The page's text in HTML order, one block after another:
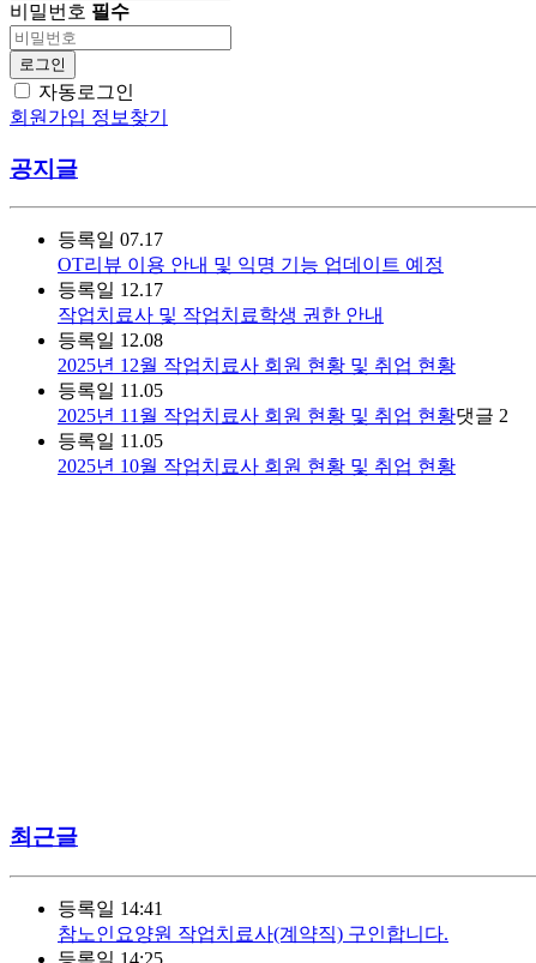
비밀번호 필수
로그인
자동로그인
회원가입 정보찾기
공지글
등록일 07.17
OT리뷰 이용 안내 및 익명 기능 업데이트 예정
등록일 12.17
작업치료사 및 작업치료학생 권한 안내
등록일 12.08
2025년 12월 작업치료사 회원 현황 및 취업 현황
등록일 11.05
2025년 11월 작업치료사 회원 현황 및 취업 현황댓글 2
등록일 11.05
2025년 10월 작업치료사 회원 현황 및 취업 현황
최근글
등록일 14:41
참노인요양원 작업치료사(계약직) 구인합니다.
등록일 14:25